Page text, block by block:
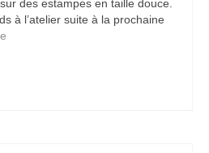
des estampes en taille douce.
à l’atelier suite à la prochaine